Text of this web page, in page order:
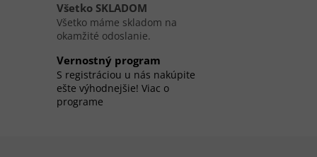
i
r
v
k
Všetko SKLADOM
Všetko máme skladom na
okamžité odoslanie.
Vernostný program
S registráciou u nás nakúpite
ešte výhodnejšie! Viac o
programe